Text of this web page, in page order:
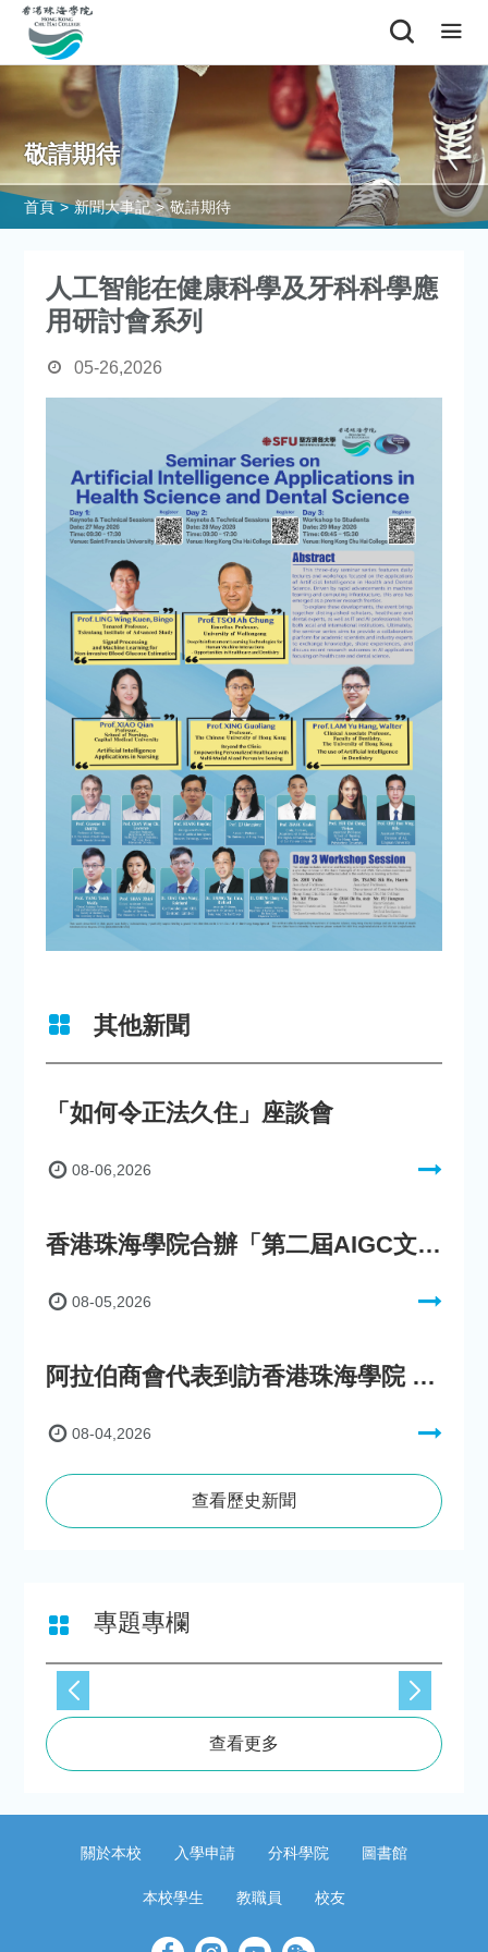
敬請期待
首頁 > 新聞大事記 > 敬請期待
人工智能在健康科學及牙科科學應
用研討會系列
05-26,2026
其他新聞
「如何令正法久住」座談會
08-06,2026
香港珠海學院合辦「第二屆AIGC文化數字內容創作比賽」
08-05,2026
阿拉伯商會代表到訪香港珠海學院 參與「一帶一路」政策圓桌會議
08-04,2026
查看歷史新聞
專題專欄
查看更多
關於本校 入學申請 分科學院 圖書館
本校學生 教職員 校友